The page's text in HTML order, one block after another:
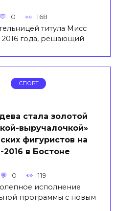
0 168
титула Мисс
2016 года, решающий
СПОРТ
стала золотой
выручалочкой»
фигуристов на
в Бостоне
0 119
исполнение
программы с новым